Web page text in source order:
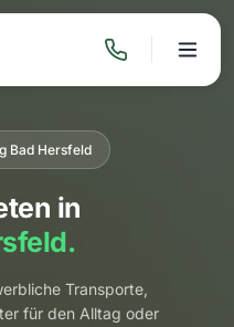
Bad Hersfeld
in
Transporte,
für den Alltag oder